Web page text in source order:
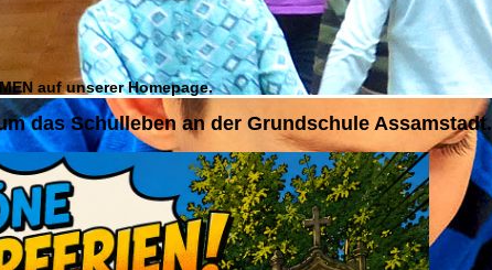
auf unserer Homepage.
das Schulleben an der Grundschule Assamstadt.